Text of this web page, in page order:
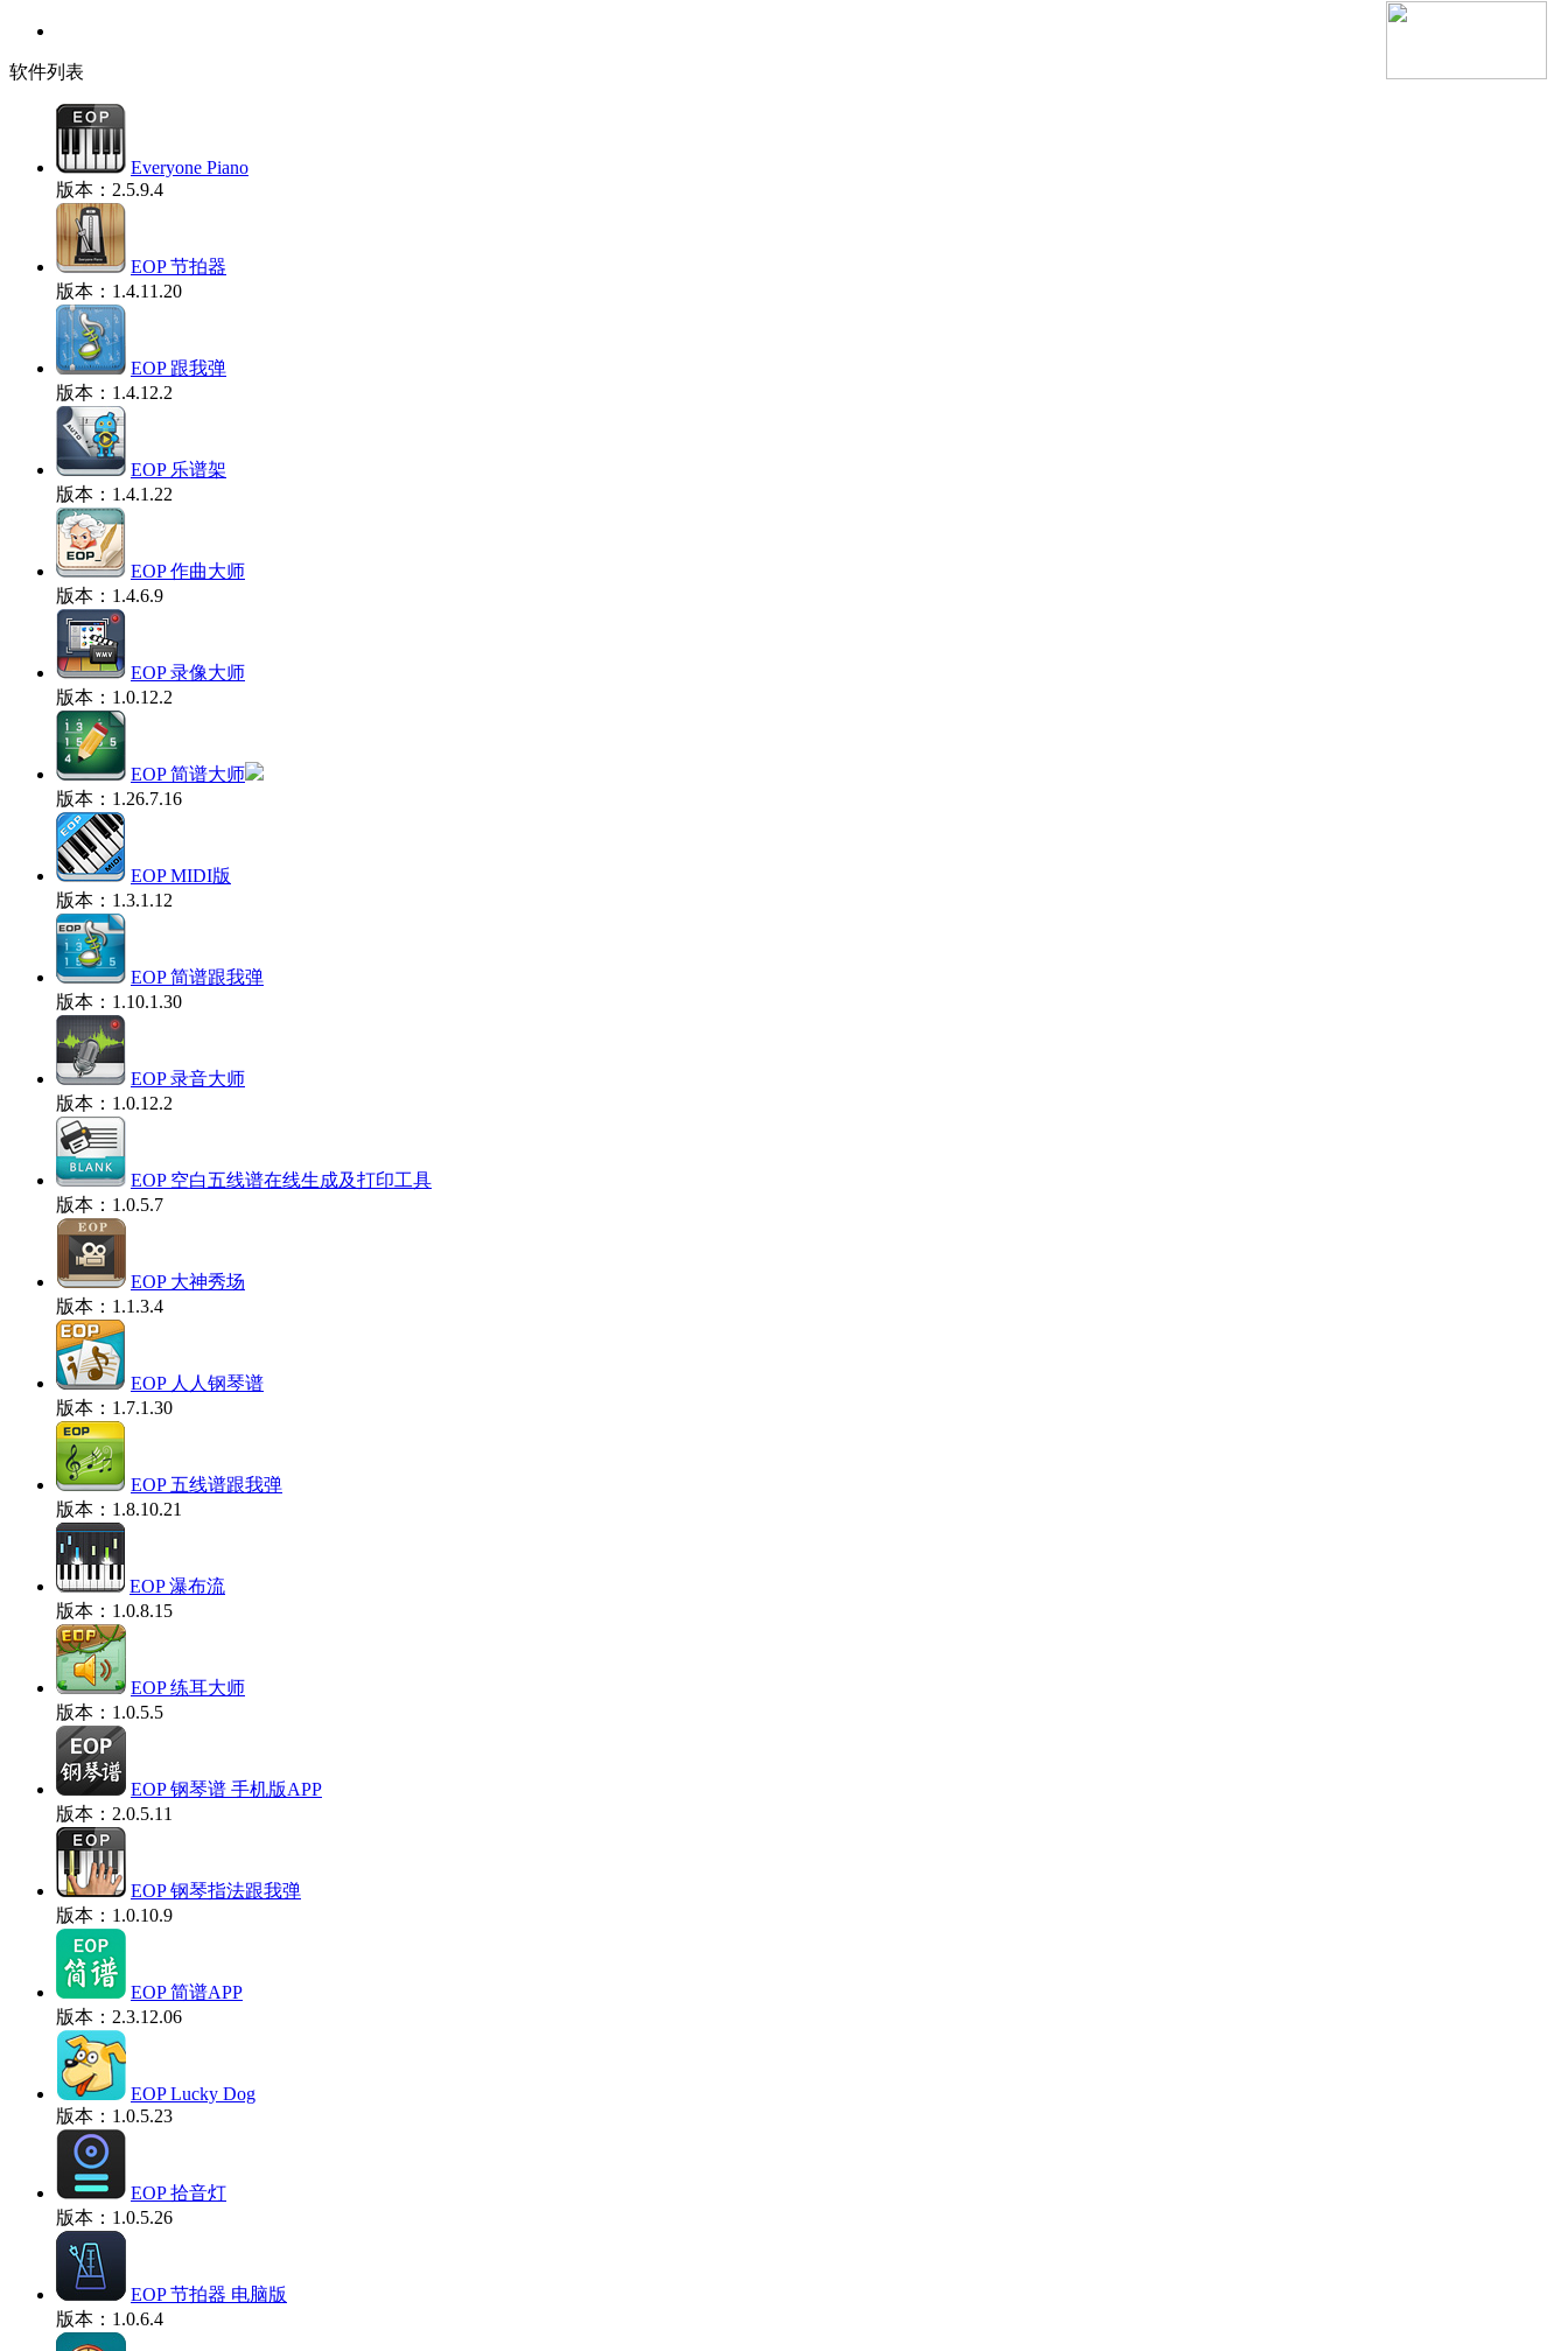
软件列表
Everyone Piano
版本：2.5.9.4
EOP 节拍器
版本：1.4.11.20
EOP 跟我弹
版本：1.4.12.2
EOP 乐谱架
版本：1.4.1.22
EOP 作曲大师
版本：1.4.6.9
EOP 录像大师
版本：1.0.12.2
EOP 简谱大师
版本：1.26.7.16
EOP MIDI版
版本：1.3.1.12
EOP 简谱跟我弹
版本：1.10.1.30
EOP 录音大师
版本：1.0.12.2
EOP 空白五线谱在线生成及打印工具
版本：1.0.5.7
EOP 大神秀场
版本：1.1.3.4
EOP 人人钢琴谱
版本：1.7.1.30
EOP 五线谱跟我弹
版本：1.8.10.21
EOP 瀑布流
版本：1.0.8.15
EOP 练耳大师
版本：1.0.5.5
EOP 钢琴谱 手机版APP
版本：2.0.5.11
EOP 钢琴指法跟我弹
版本：1.0.10.9
EOP 简谱APP
版本：2.3.12.06
EOP Lucky Dog
版本：1.0.5.23
EOP 拾音灯
版本：1.0.5.26
EOP 节拍器 电脑版
版本：1.0.6.4